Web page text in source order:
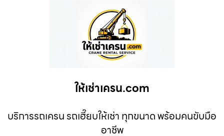
ให้เช่าเครน.com
บริการรถเครน รถเฮี๊ยบให้เช่า ทุกขนาด พร้อมคนขับมือ
อาชีพ